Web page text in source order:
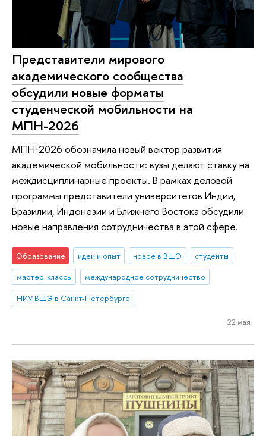
Представители мирового
академического сообщества
обсудили новые форматы
студенческой мобильности на
МПН-2026
МПН‑2026 обозначила новый вектор развития
академической мобильности: вузы делают ставку на
междисциплинарные проекты. В рамках деловой
программы представители университетов Индии,
Бразилии, Индонезии и Ближнего Востока обсудили
новые направления сотрудничества в этой сфере.
Образование идеи и опыт новое в ВШЭ
студенты
мастер-классы
международное сотрудничество
НИУ ВШЭ в Санкт-Петербурге
22 мая